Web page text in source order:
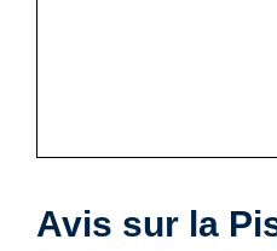
Avis sur la